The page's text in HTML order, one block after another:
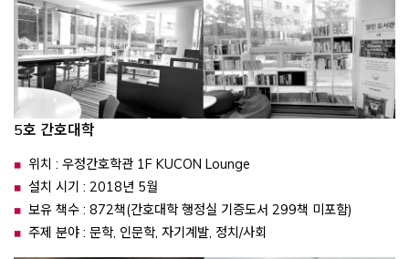
5호 간호대학
위치 : 우정간호학관 1F KUCON Lounge
설치 시기 : 2018년 5월
보유 책수 : 872책(간호대학 행정실 기증도서 299책 미포함)
주제 분야 : 문학, 인문학, 자기계발, 정치/사회